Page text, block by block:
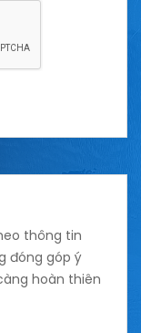
thông tin
đóng góp ý
hoàn thiên